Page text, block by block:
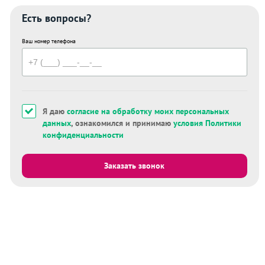
Есть вопросы?
Ваш номер телефона
Я даю согласие на обработку моих персональных
данных, ознакомился и принимаю условия Политики
конфиденциальности
Заказать звонок